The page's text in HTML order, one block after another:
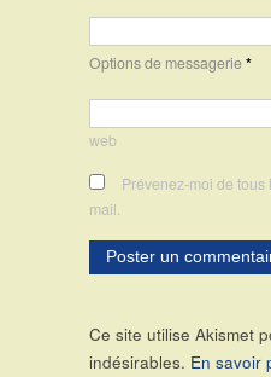
Options de messagerie*
web
Prévenez-moi de
mail.
Ce site utilise Akismet
indésirables. En savoir